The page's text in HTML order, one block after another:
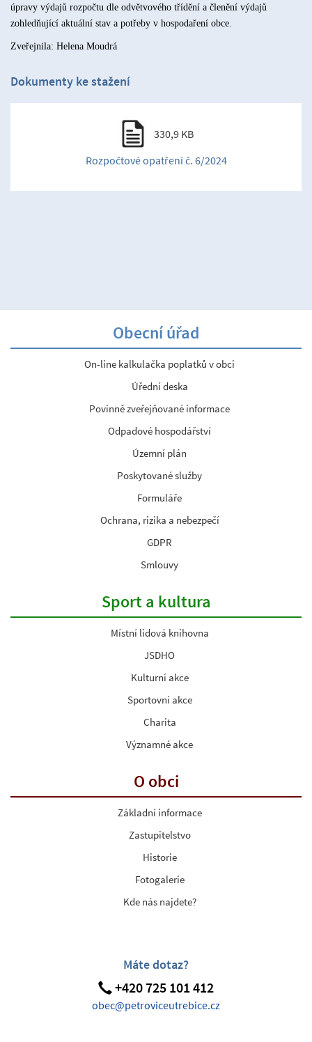
úpravy výdajů rozpočtu dle odvětvového třídění a členění výdajů
zohledňující aktuální stav a potřeby v hospodaření obce.
Zveřejnila: Helena Moudrá
Dokumenty ke stažení
330,9 KB
Rozpočtové opatření č. 6/2024
Obecní úřad
On-line kalkulačka poplatků v obci
Úřední deska
Povinně zveřejňované informace
Odpadové hospodářství
Územní plán
Poskytované služby
Formuláře
Ochrana, rizika a nebezpečí
GDPR
Smlouvy
Sport a kultura
Místní lidová knihovna
JSDHO
Kulturní akce
Sportovní akce
Charita
Významné akce
O obci
Základní informace
Zastupitelstvo
Historie
Fotogalerie
Kde nás najdete?
Máte dotaz?
+420 725 101 412
obec@petroviceutrebice.cz